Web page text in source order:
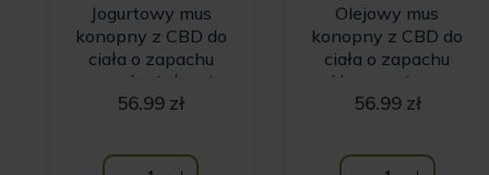
Jogurtowy mus
konopny z CBD do
ciała o zapachu
owoców leśnych
56.99 zł
Olejowy mus
konopny z CBD do
ciała o zapachu
różowego lotosu
56.99 zł